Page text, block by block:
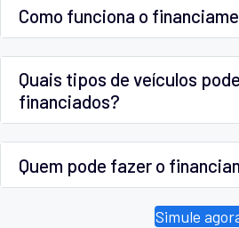
Como funciona o
Quais tipos de veículos
financiados?
Quem pode fazer o
Simule